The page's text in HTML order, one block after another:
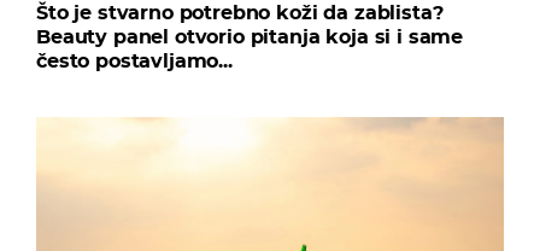
Što je stvarno potrebno koži da zablista?
Beauty panel otvorio pitanja koja si i same
često postavljamo...